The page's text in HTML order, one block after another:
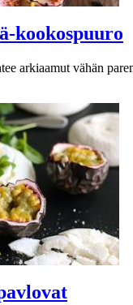
kookospuuro
arkiaamut vähän